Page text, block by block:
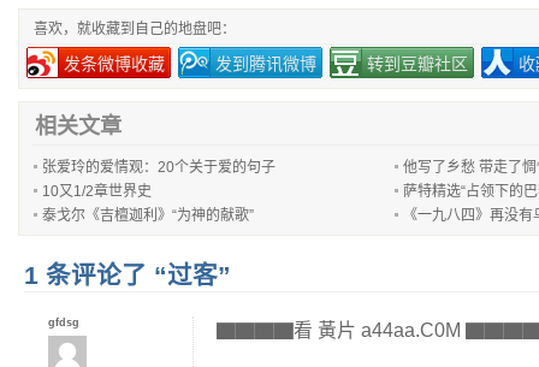
喜欢，就收藏到自己的地盘吧：
发条微博收藏 发到腾讯微博 转到豆瓣社区
相关文章
张爱玲的爱情观：20个关于爱的句子
他写了乡愁 带走了
10又1/2章世界史
萨特精选“占领下的巴
泰戈尔《吉檀迦利》“为神的献歌”
《一九八四》再没有
1 条评论了 “过客”
gfdsg ▇▇▇▇看 黃片 a44aa.C0M